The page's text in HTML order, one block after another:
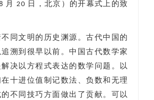
月 20 日，北京）的开幕式上的致
同文明的历史渊源。古代中国的
溯到很早以前。中国古代数学家
决以方程式表达的数学问题。以
十进位值制记数法、负数和无理
不同技巧方面做出了贡献。可以